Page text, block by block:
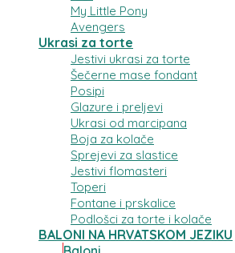
My Little Pony
Avengers
Ukrasi za torte
Jestivi ukrasi za torte
Šečerne mase fondant
Posipi
Glazure i preljevi
Ukrasi od marcipana
Boja za kolače
Sprejevi za slastice
Jestivi flomasteri
Toperi
Fontane i prskalice
Podlošci za torte i kolače
BALONI NA HRVATSKOM JEZIKU